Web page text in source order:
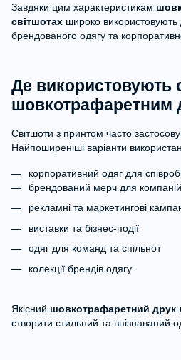
Завдяки цим характеристикам
світшотах широко використовують
брендованого одягу та
Де використовують
шовкотрафаретним
Світшоти з принтом часто
Найпоширеніші варіанти
корпоративний одяг для
брендований мерч для компаній
рекламні та маркетингові
виставки та бізнес-події
одяг для команд та спільнот
колекції брендів одягу
Якісний шовкотрафаретний друк
створити стильний та впізнаваний